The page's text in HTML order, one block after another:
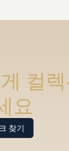
컬
요
찾기